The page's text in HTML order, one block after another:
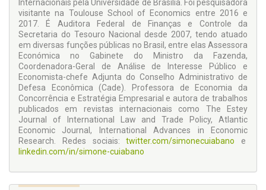
da concorrência nos demais países lusófonos, o livro é de
extrema importância para amplificar a defesa da
concorrência de forma didática, podendo ser utilizado tanto
no meio acadêmico quanto profissional. A obra também é
destinada a um público diverso, envolvendo empresários,
advogados, administradores de empresa, estudantes de
graduação e pós-graduação dos quatro países mencionados,
assim como demais interessados, que venham a ter contato
com o tema em língua portuguesa.
Internacionais pela Universidade de Brasília. Foi pesquisadora
visitante na Toulouse School of Economics entre 2016 e
2017. É Auditora Federal de Finanças e Controle da
Secretaria do Tesouro Nacional desde 2007, tendo atuado
em diversas funções públicas no Brasil, entre elas Assessora
Económica no Gabinete do Ministro da Fazenda,
Coordenadora-Geral de Análise de Interesse Público e
Economista-chefe Adjunta do Conselho Administrativo de
Defesa Econômica (Cade). Professora de Economia da
Concorrência e Estratégia Empresarial e autora de trabalhos
publicados em revistas internacionais como The Estey
Journal of International Law and Trade Policy, Atlantic
Economic Journal, International Advances in Economic
Research. Redes sociais:twitter.com/simonecuiabano e
linkedin.com/in/simone-cuiabano